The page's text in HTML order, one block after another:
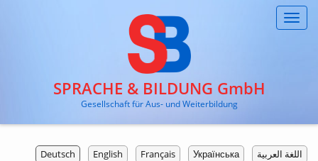
SPRACHE & BILDUNG GmbH
Gesellschaft für Aus- und Weiterbildung
اللغة العربية Українська
Français
English
Deutsch